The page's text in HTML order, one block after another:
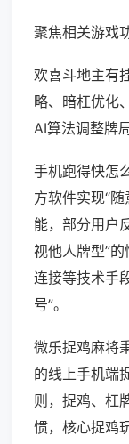
聚焦相关游戏
欢喜斗地主有
略、暗杠优化
AI算法调整牌
手机跑得快怎
方软件实现“随
能，部分用户
视他人牌型”
连接等技术手
号”。
微乐捉鸡麻将
的线上手机端
则，捉鸡、杠
惯，核心捉鸡